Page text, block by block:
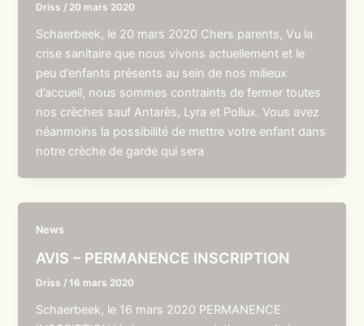
Driss / 20 mars 2020
Schaerbeek, le 20 mars 2020 Chers parents, Vu la
crise sanitaire que nous vivons actuellement et le
peu d’enfants présents au sein de nos milieux
d’accueil, nous sommes contraints de fermer toutes
nos crèches sauf Antarès, Lyra et Pollux. Vous avez
néanmoins la possibilité de mettre votre enfant dans
notre crèche de garde qui sera
News
AVIS – PERMANENCE INSCRIPTION
Driss /16 mars 2020
Schaerbeek, le 16 mars 2020 PERMANENCE